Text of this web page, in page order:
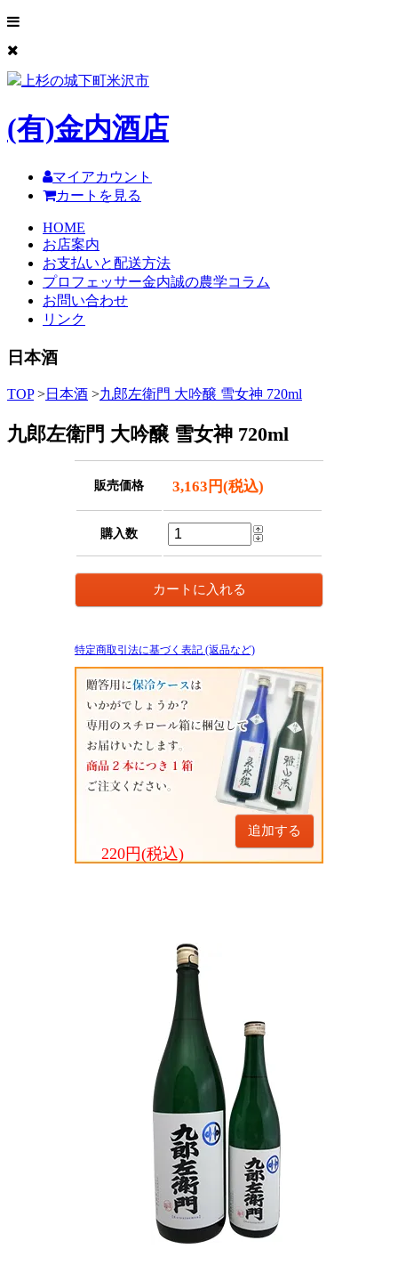
上杉の城下町米沢市
(有)金内酒店
マイアカウント
カートを見る
HOME
お店案内
お支払いと配送方法
プロフェッサー金内誠の農学コラム
お問い合わせ
リンク
日本酒
TOP >日本酒 >九郎左衛門 大吟醸 雪女神 720ml
九郎左衛門 大吟醸 雪女神 720ml
販売価格 3,163円(税込)
購入数
特定商取引法に基づく表記 (返品など)
追加する
220円(税込)